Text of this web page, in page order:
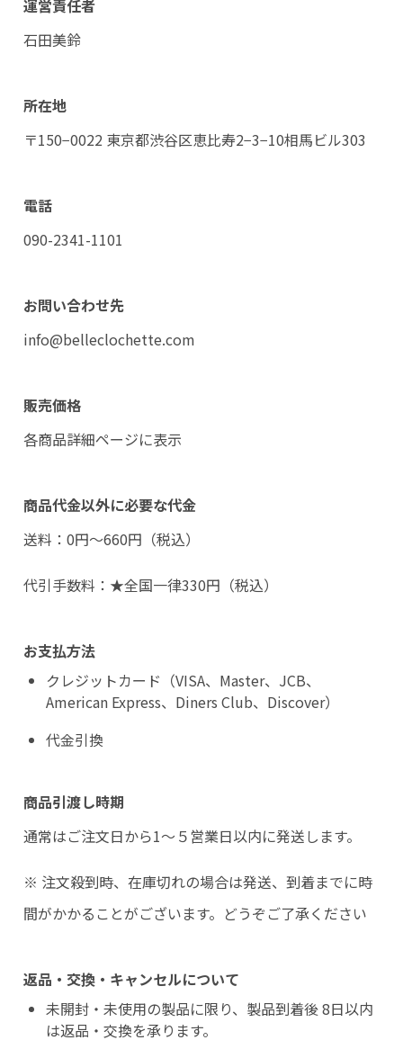
運営責任者
石田美鈴
所在地
〒150−0022 東京都渋谷区恵比寿2−3−10相馬ビル303
電話
090-2341-1101
お問い合わせ先
info@belleclochette.com
販売価格
各商品詳細ページに表示
商品代金以外に必要な代金
送料：0円〜660円（税込）
代引手数料：★全国一律330円（税込）
お支払方法
クレジットカード（VISA、Master、JCB、
American Express、Diners Club、Discover）
代金引換
商品引渡し時期
通常はご注文日から1〜５営業日以内に発送します。
※ 注文殺到時、在庫切れの場合は発送、到着までに時
間がかかることがございます。どうぞご了承ください
返品・交換・キャンセルについて
未開封・未使用の製品に限り、製品到着後 8日以内
は返品・交換を承ります。